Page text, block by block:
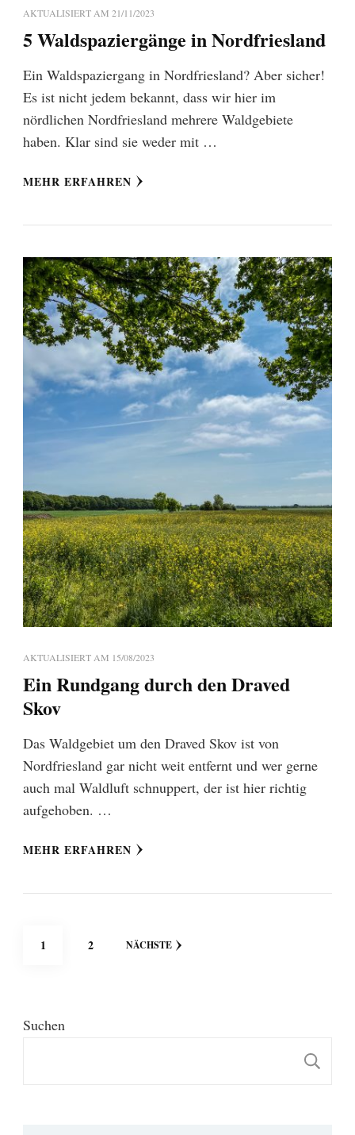
AKTUALISIERT AM 21/11/2023
5 Waldspaziergänge in Nordfriesland
Ein Waldspaziergang in Nordfriesland? Aber sicher!
Es ist nicht jedem bekannt, dass wir hier im
nördlichen Nordfriesland mehrere Waldgebiete
haben. Klar sind sie weder mit …
MEHR ERFAHREN
AKTUALISIERT AM 15/08/2023
Ein Rundgang durch den Draved
Skov
Das Waldgebiet um den Draved Skov ist von
Nordfriesland gar nicht weit entfernt und wer gerne
auch mal Waldluft schnuppert, der ist hier richtig
aufgehoben. …
MEHR ERFAHREN
Seitennummerierung
SEITE
1 SEITE
2 NÄCHSTE
Suchen